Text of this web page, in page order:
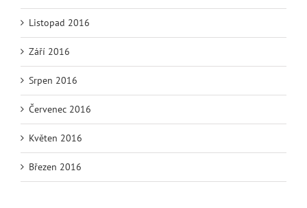
Listopad 2016
Září 2016
Srpen 2016
Červenec 2016
Květen 2016
Březen 2016